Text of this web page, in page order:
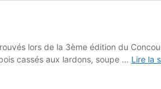
lors de la 3ème édition du
cassés aux lardons, soupe … Lire la